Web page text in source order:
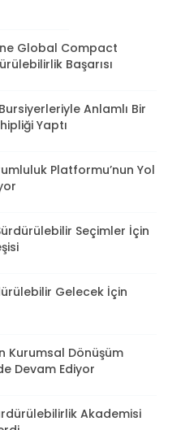
Global Compact
Başarısı
Anlamlı Bir
Yaptı
Platformu’nun Yol
Seçimler İçin
Gelecek İçin
Kurumsal Dönüşüm
Devam Ediyor
Akademisi